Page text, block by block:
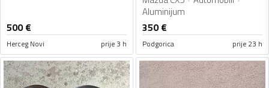
500€
Herceg Novi prije 3 h
Aluminijum
350€
Podgorica prije 23 h